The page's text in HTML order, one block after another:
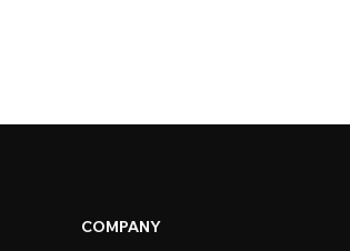
COMPANY